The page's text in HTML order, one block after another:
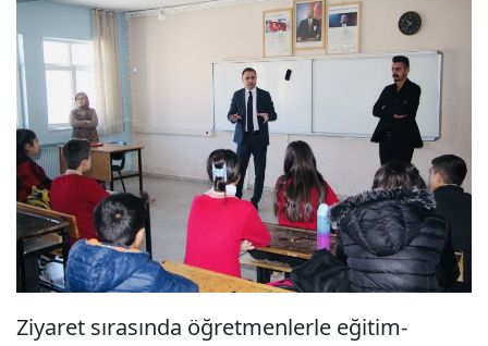
Ziyaret sırasında öğretmenlerle eğitim-